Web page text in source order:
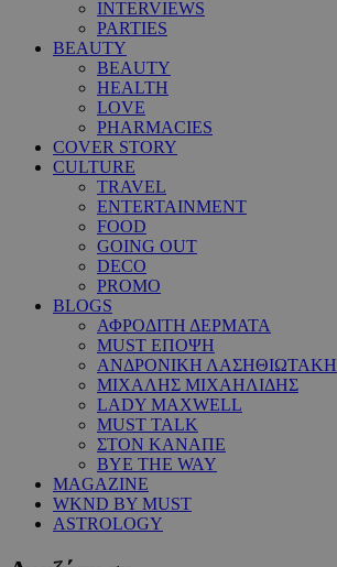
INTERVIEWS
PARTIES
BEAUTY
BEAUTY
HEALTH
LOVE
PHARMACIES
COVER STORY
CULTURE
TRAVEL
ENTERTAINMENT
FOOD
GOING OUT
DECO
PROMO
BLOGS
ΑΦΡΟΔΙΤΗ ΔΕΡΜΑΤΑ
MUST ΕΠΟΨΗ
ΑΝΔΡΟΝΙΚΗ ΛΑΣΗΘΙΩΤΑΚΗ
ΜΙΧΑΛΗΣ ΜΙΧΑΗΛΙΔΗΣ
LADY MAXWELL
MUST TALK
ΣΤΟΝ ΚΑΝΑΠΕ
BYE THE WAY
MAGAZINE
WKND BY MUST
ASTROLOGY